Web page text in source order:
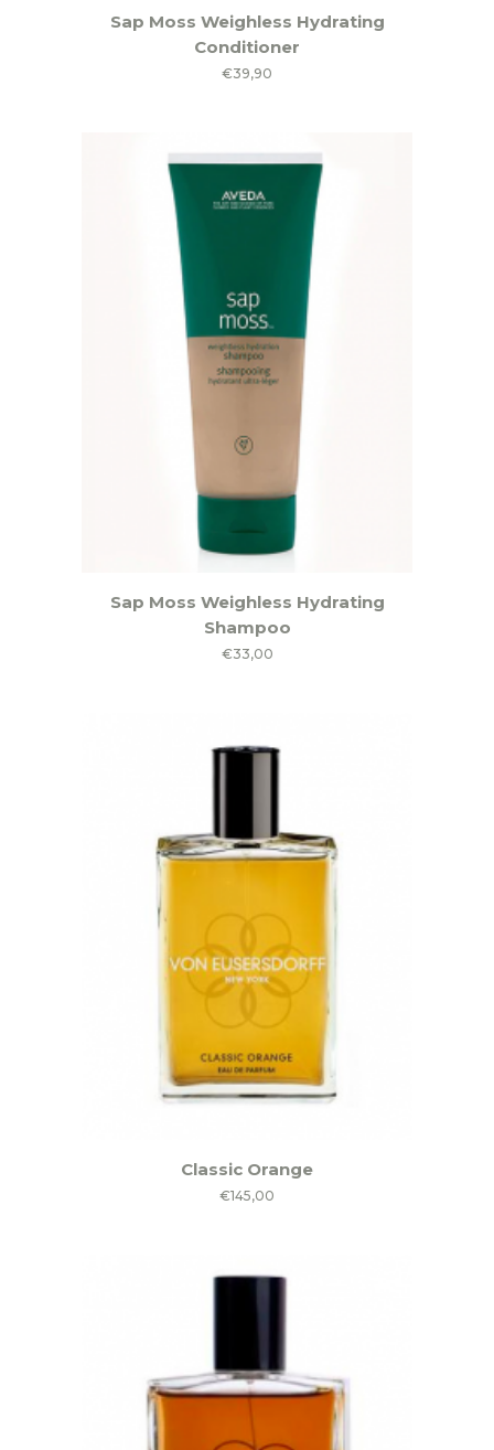
Sap Moss Weighless Hydrating
Conditioner
€39,90
Sap Moss Weighless Hydrating
Shampoo
€33,00
Classic Orange
€145,00